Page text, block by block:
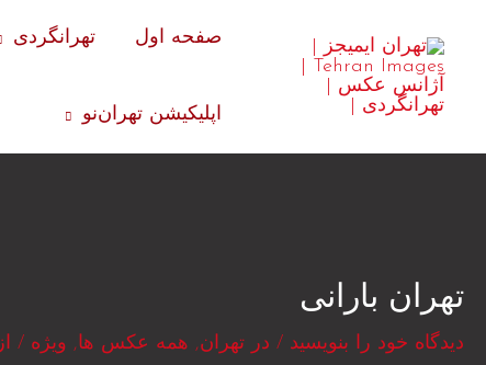
محتوا
صفحه اول تهرانگردی
اپلیکیشن تهران‌نو
تهران بارانی‎
دیدگاه‌ خود را بنویسید / در تهران, همه عکس ها, ویژه / از